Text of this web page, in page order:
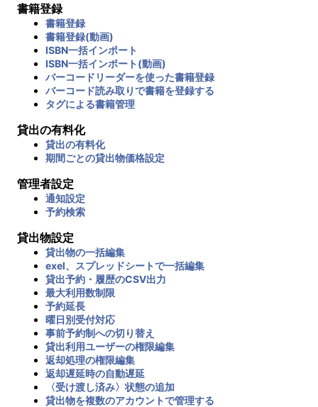
書籍登録
書籍登録
書籍登録(動画)
ISBN一括インポート
ISBN一括インポート(動画)
バーコードリーダーを使った書籍登録
バーコード読み取りで書籍を登録する
タグによる書籍管理
貸出の有料化
貸出の有料化
期間ごとの貸出物価格設定
管理者設定
通知設定
予約検索
貸出物設定
貸出物の一括編集
exel、スプレッドシートで一括編集
貸出予約・履歴のCSV出力
最大利用数制限
予約延長
曜日別受付対応
事前予約制への切り替え
貸出利用ユーザーの権限編集
返却処理の権限編集
返却遅延時の自動遅延
〈受け渡し済み〉状態の追加
貸出物を複数のアカウントで管理する